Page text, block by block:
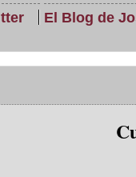
El Blog de